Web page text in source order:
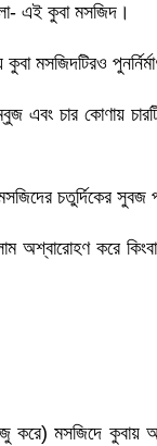
এই কুবা মসজিদ।
মসজিদটিরও
চার কোণায়
চতুর্দিকের
অশ্বারোহণ করে
করে) মসজিদে কুবায়